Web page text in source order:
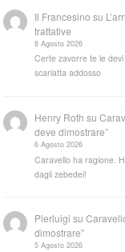
Il Francesino su
trattative
8 Agosto 2026
Certe zavorre te le
scarlatta addosso
Henry Roth su
deve dimostrare”
6 Agosto 2026
Caravello ha ragione.
dagli zebedei!
Pierluigi su
dimostrare”
5 Agosto 2026